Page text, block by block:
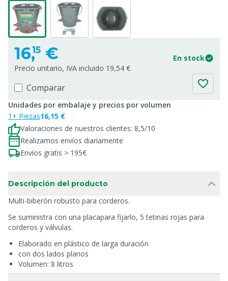
16,15 €
En stock
Precio unitario, IVA incluido 19,54 €
Comparar
Unidades por embalaje y precios por volumen
1+ Piezas16,15 €
Valoraciones de nuestros clientes: 8,5/10
Realizamos envíos diariamente
Envíos gratis > 195€
Descripción del producto
Multi-biberón robusto para corderos.
Se suministra con una placapara fijarlo, 5 tetinas rojas para
corderos y válvulas.
Elaborado en plástico de larga duración
con dos lados planos
Volumen: 8 litros